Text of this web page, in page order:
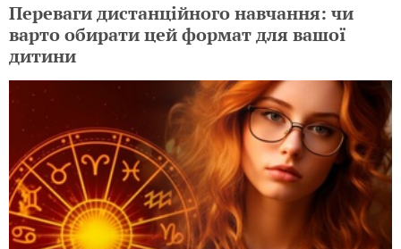
Переваги дистанційного навчання: чи
варто обирати цей формат для вашої
дитини